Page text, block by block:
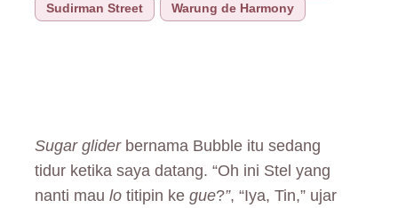
Sudirman Street
Warung de Harmony
Sugar glider bernama Bubble itu sedang
tidur ketika saya datang. “Oh ini Stel yang
nanti mau lo titipin ke gue?”, “Iya, Tin,” ujar